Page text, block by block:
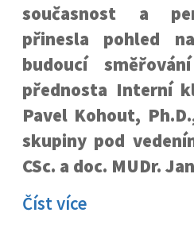
současnost a
přinesla pohled
budoucí
přednosta Interní
Pavel Kohout,
skupiny pod
CSc. a doc. MUDr.
Číst více